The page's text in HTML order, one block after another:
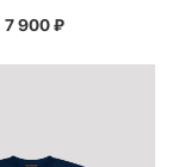
7 900₽